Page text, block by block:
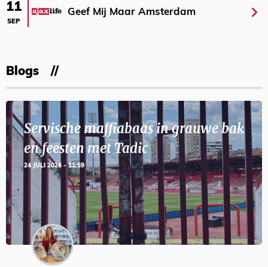
11
SEP
Geef Mij Maar Amsterdam
Blogs
Servische maffiabaas in grauwe bak
en feesten met Tadic
24 JULI 2026 - 11:59